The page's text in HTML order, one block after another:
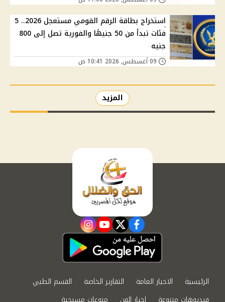
استخراج بطاقة الرقم القومي مستعجل 2026.. 5
فئات تبدأ من 50 جنيهًا والفورية تصل إلى 800
جنيه
المزيد
facebook
twitter
youtube
instagram
الرئيسية الاخبار العامة التقارير الخاصة
القسم الطبي